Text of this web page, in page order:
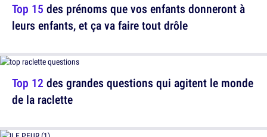
Top 12 des grandes questions qui agitent le monde
de la raclette
Top 15 des prénoms que vos enfants donneront à
leurs enfants, et ça va faire tout drôle